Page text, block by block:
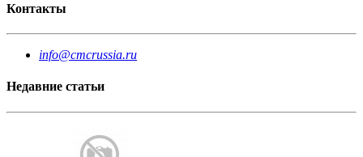
Контакты
info@cmcrussia.ru
Недавние статьи